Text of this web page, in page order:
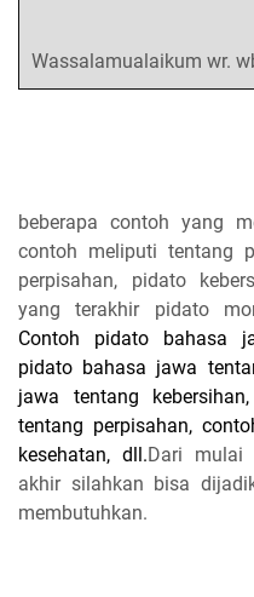
Wassalamualaikum wr.
beberapa contoh yang
contoh meliputi tentang
perpisahan, pidato
yang terakhir pidato
Contoh pidato bahasa
pidato bahasa jawa
jawa tentang
tentang perpisahan,
kesehatan, dll.Dari mulai
akhir silahkan bisa
membutuhkan.